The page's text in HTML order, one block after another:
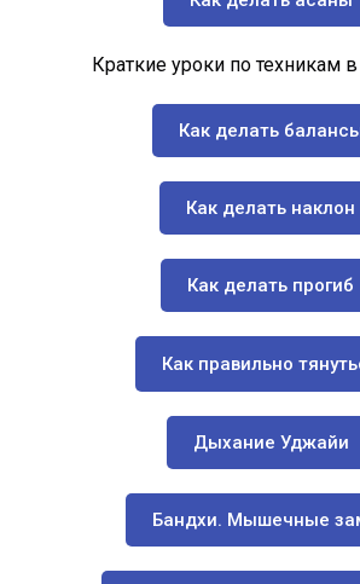
Краткие уроки по техникам в
Как делать
Как делать наклон
Как делать прогиб
Как правильно
Дыхание Уджайи
Бандхи. Мышечные